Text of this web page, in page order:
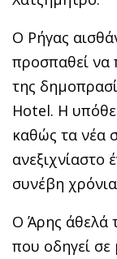
Ο Ρήγας
προσπαθεί να
της
Hotel. Η
καθώς τα νέα
ανεξιχνίαστο
συνέβη
Ο Άρης άθελά
που οδηγεί σε